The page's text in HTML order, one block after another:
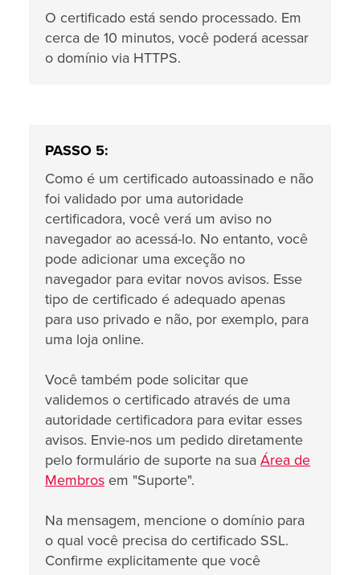
O certificado está sendo processado. Em
cerca de 10 minutos, você poderá acessar
o domínio via HTTPS.
PASSO 5:
Como é um certificado autoassinado e não
foi validado por uma autoridade
certificadora, você verá um aviso no
navegador ao acessá-lo. No entanto, você
pode adicionar uma exceção no
navegador para evitar novos avisos. Esse
tipo de certificado é adequado apenas
para uso privado e não, por exemplo, para
uma loja online.
Você também pode solicitar que
validemos o certificado através de uma
autoridade certificadora para evitar esses
avisos. Envie-nos um pedido diretamente
pelo formulário de suporte na sua Área de
Membros em "Suporte".
Na mensagem, mencione o domínio para
o qual você precisa do certificado SSL.
Confirme explicitamente que você